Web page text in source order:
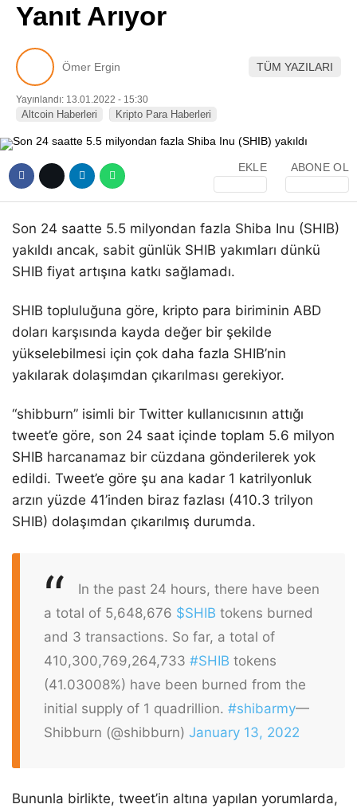
Telegram
Yanıt Arıyor
Ömer Ergin TÜM YAZILARI
Yayınlandı: 13.01.2022 - 15:30
Altcoin Haberleri Kripto Para Haberleri
EKLE ABONE OL
Son 24 saatte 5.5 milyondan fazla Shiba Inu (SHIB)
yakıldı ancak, sabit günlük SHIB yakımları dünkü
SHIB fiyat artışına katkı sağlamadı.
SHIB topluluğuna göre, kripto para biriminin ABD
doları karşısında kayda değer bir şekilde
yükselebilmesi için çok daha fazla SHIB’nin
yakılarak dolaşımdan çıkarılması gerekiyor.
“shibburn” isimli bir Twitter kullanıcısının attığı
tweet’e göre, son 24 saat içinde toplam 5.6 milyon
SHIB harcanamaz bir cüzdana gönderilerek yok
edildi. Tweet’e göre şu ana kadar 1 katrilyonluk
arzın yüzde 41’inden biraz fazlası (410.3 trilyon
SHIB) dolaşımdan çıkarılmış durumda.
In the past 24 hours, there have been
a total of 5,648,676 $SHIB tokens burned
and 3 transactions. So far, a total of
410,300,769,264,733 #SHIB tokens
(41.03008%) have been burned from the
initial supply of 1 quadrillion. #shibarmy—
Shibburn (@shibburn) January 13, 2022
Bununla birlikte, tweet’in altına yapılan yorumlarda,